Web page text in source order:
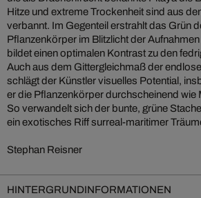
Hitze und extreme Trockenheit sind aus
verbannt. Im Gegenteil erstrahlt das Grün
Pflanzenkörper im Blitzlicht der
bildet einen optimalen Kontrast zu den
Auch aus dem Gittergleichmaß der
schlägt der Künstler visuelles Potential,
er die Pflanzenkörper durchscheinend wie
So verwandelt sich der bunte, grüne
ein exotisches Riff surreal-maritimer
Stephan Reisner
HINTERGRUNDINFORMATIONEN